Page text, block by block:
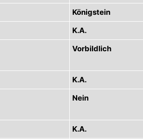
Königstein
K.A.
Vorbildlich
K.A.
Nein
K.A.